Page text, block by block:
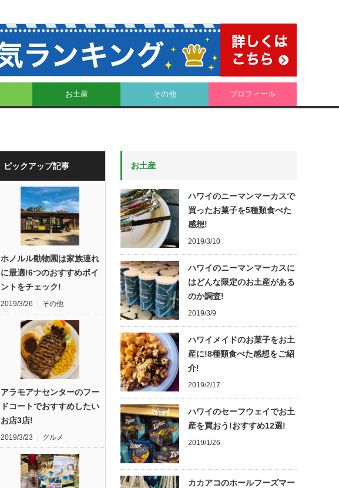
お土産 その他 プロフィール
ピックアップ記事
ホノルル動物園は家族連れ
に最適!6つのおすすめポイ
ントをチェック!
2019/3/26 その他
アラモアナセンターのフー
ドコートでおすすめしたい
お店3店!
2019/3/23 グルメ
お土産
ハワイのニーマンマーカスで
買ったお菓子を5種類食べた
感想!
2019/3/10
ハワイのニーマンマーカスに
はどんな限定のお土産がある
のか調査!
2019/3/9
ハワイメイドのお菓子をお土
産に!8種類食べた感想をご紹
介!
2019/2/17
ハワイのセーフウェイでお土
産を買おう!おすすめ12選!
2019/1/26
カカアコのホールフーズマー